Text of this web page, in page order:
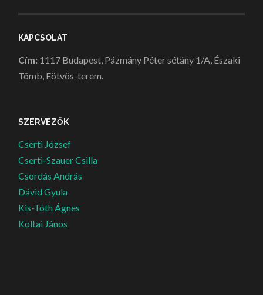
KAPCSOLAT
Cím: 1117 Budapest, Pázmány Péter sétány 1/A, Északi
Tömb, Eötvös-terem.
SZERVEZŐK
Cserti József
Cserti-Szauer Csilla
Csordás András
Dávid Gyula
Kis-Tóth Ágnes
Koltai János